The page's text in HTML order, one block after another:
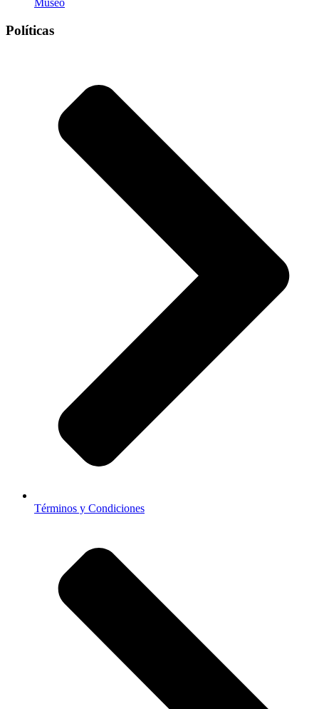
Museo
Políticas
Términos y Condiciones